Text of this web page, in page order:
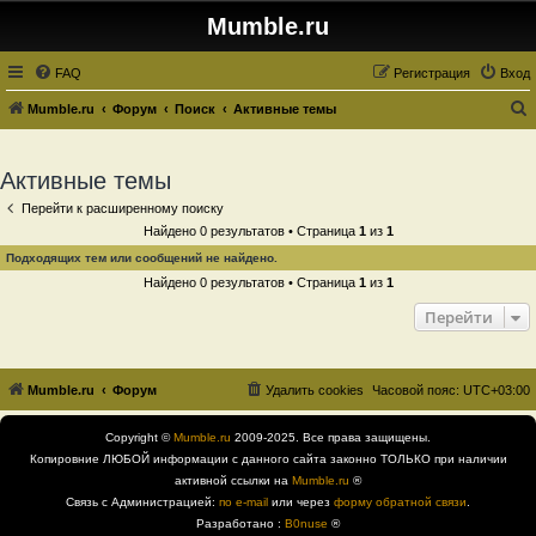
Mumble.ru
FAQ Вход
Регистрация
Mumble.ru Форум Поиск Активные темы
Активные темы
Перейти к расширенному поиску
Найдено 0 результатов • Страница 1из 1
Подходящих тем или сообщений не найдено.
Найдено 0 результатов • Страница 1из 1
Перейти
Mumble.ru Форум Часовой пояс: UTC+03:00
Удалить cookies
Copyright ©Mumble.ru 2009-2025. Все права защищены.
Копировние ЛЮБОЙ информации с данного сайта законно ТОЛЬКО при наличии
активной ссылки на Mumble.ru ®
Связь с Администрацией: по e-mail или через форму обратной связи
Разработано : B0nuse ®